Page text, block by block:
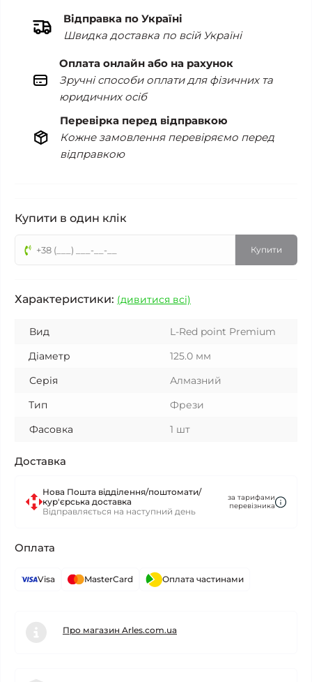
Відправка по Україні
Швидка доставка по всій Україні
Оплата онлайн або на рахунок
Зручні способи оплати для фізичних та
юридичних осіб
Перевірка перед відправкою
Кожне замовлення перевіряємо перед
відправкою
Купити в один клік
Купити
Характеристики: (дивитися всі)
Вид
L-Red point Premium
Діаметр
125.0 мм
Серія
Алмазний
Тип
Фрези
Фасовка
1 шт
Доставка
Нова Пошта відділення/поштомати/
кур'єрська доставка
Відправляється на наступний день
за тарифами
перевізника
Оплата
Visa MasterCard Оплата частинами
Про магазин Arles.com.ua